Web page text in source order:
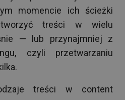
momencie ich ścieżki
tworzyć treści w wielu
— lub przynajmniej z
czyli przetwarzaniu
treści w content